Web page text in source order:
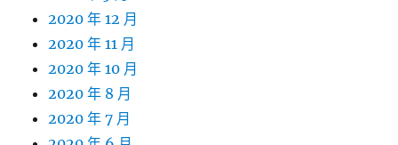
2020 年 12 月
2020 年 11 月
2020 年 10 月
2020 年 8 月
2020 年 7 月